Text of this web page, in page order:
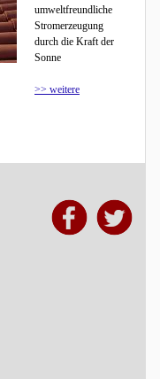
umweltfreundliche
Stromerzeugung
durch die Kraft der
Sonne
>> weitere